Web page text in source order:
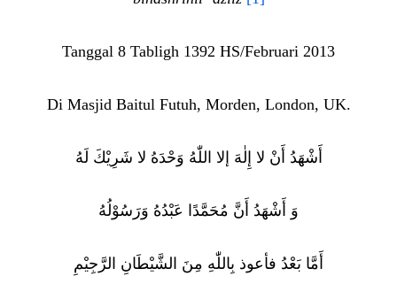
Tanggal 8 Tabligh 1392 HS/Februari 2013
Di Masjid Baitul Futuh, Morden, London, UK.
أَشْهَدُ أَنْ لا إِلٰهَ إلا اللّٰهُ وَحْدَهُ لا شَرِيْكَ لَهُ
وَ أَشْهَدُ أَنَّ مُحَمَّدًا عَبْدُهُ وَرَسُوْلُهُ
أَمَّا بَعْدُ فأعوذ بِاللّٰهِ مِنَ الشَّيْطَانِ الرَّجِيْمِ